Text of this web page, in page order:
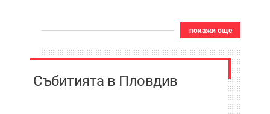
покажи още
Събитията в Пловдив